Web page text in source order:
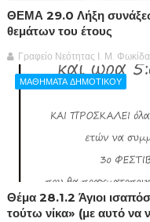
ΘΕΜΑ 29.0 Λήξη
θεμάτων του έτους
Γραφείο Νεότητας Ι. Μ.
ΜΑΘΗΜΑΤΑ ΔΗΜΟΤΙΚΟΥ
Θέμα 28.1.2 Άγιοι
τούτω νίκα» (με αυτό να